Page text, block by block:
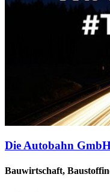
Die Autobahn
Bauwirtschaft,